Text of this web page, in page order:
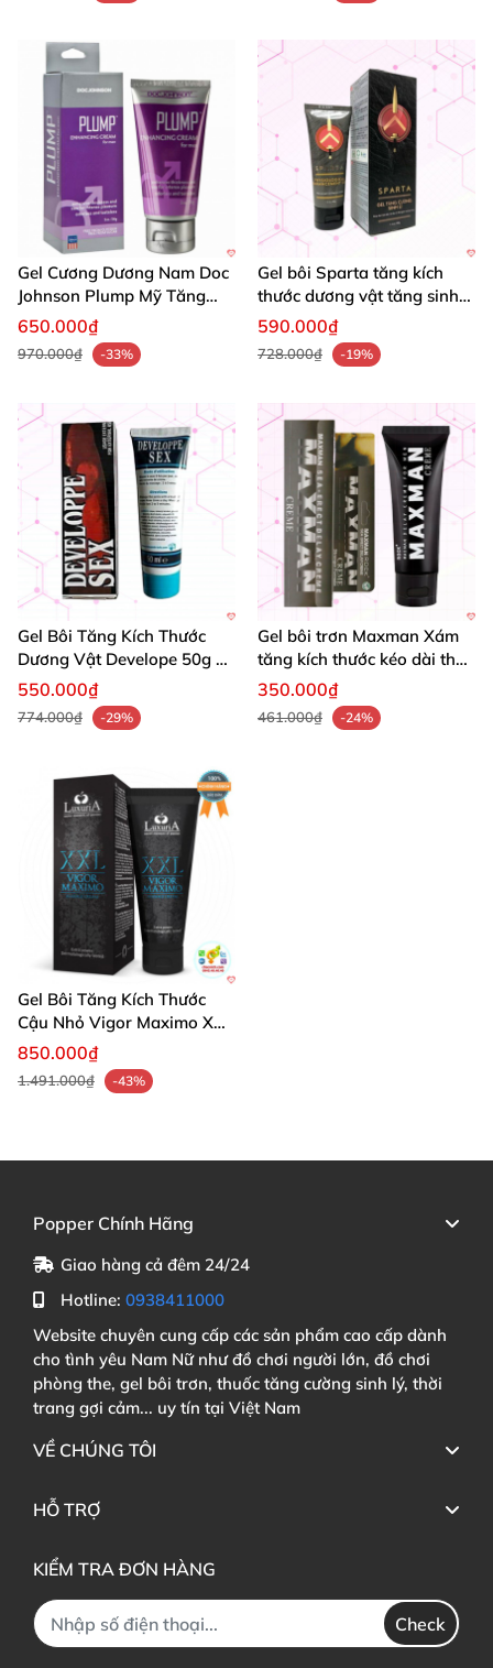
Gel Cương Dương Nam Doc
Johnson Plump Mỹ Tăng
Cường Sinh Lý Nam
650.000₫
970.000₫ -33%
Gel bôi Sparta tăng kích
thước dương vật tăng sinh
lý hiệu quả
590.000₫
728.000₫ -19%
Gel Bôi Tăng Kích Thước
Dương Vật Develope 50g Tự
Nhiên Pháp
550.000₫
774.000₫ -29%
Gel bôi trơn Maxman Xám
tăng kích thước kéo dài thời
gian mạnh mẽ 60g
350.000₫
461.000₫ -24%
Gel Bôi Tăng Kích Thước
Cậu Nhỏ Vigor Maximo XXL
75ml
850.000₫
1.491.000₫ -43%
Popper Chính Hãng
Giao hàng cả đêm 24/24
Hotline: 0938411000
Website chuyên cung cấp các sản phẩm cao cấp dành
cho tình yêu Nam Nữ như đồ chơi người lớn, đồ chơi
phòng the, gel bôi trơn, thuốc tăng cường sinh lý, thời
trang gợi cảm... uy tín tại Việt Nam
VỀ CHÚNG TÔI
HỖ TRỢ
KIỂM TRA ĐƠN HÀNG
Check